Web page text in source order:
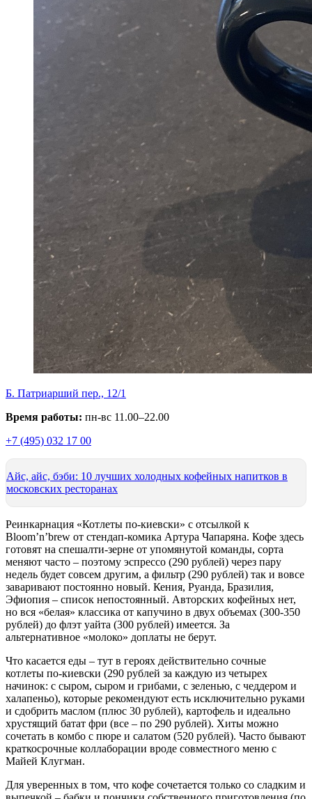
Б. Патриарший пер., 12/1
Время работы: пн-вс 11.00–22.00
+7 (495) 032 17 00
Айс, айс, бэби: 10 лучших холодных кофейных напитков в
московских ресторанах
Реинкарнация «Котлеты по-киевски» с отсылкой к
Bloom’n’brew от стендап-комика Артура Чапаряна. Кофе здесь
готовят на спешалти-зерне от упомянутой команды, сорта
меняют часто – поэтому эспрессо (290 рублей) через пару
недель будет совсем другим, а фильтр (290 рублей) так и вовсе
заваривают постоянно новый. Кения, Руанда, Бразилия,
Эфиопия – список непостоянный. Авторских кофейных нет,
но вся «белая» классика от капучино в двух объемах (300-350
рублей) до флэт уайта (300 рублей) имеется. За
альтернативное «молоко» доплаты не берут.
Что касается еды – тут в героях действительно сочные
котлеты по-киевски (290 рублей за каждую из четырех
начинок: с сыром, сыром и грибами, с зеленью, с чеддером и
халапеньо), которые рекомендуют есть исключительно руками
и сдобрить маслом (плюс 30 рублей), картофель и идеально
хрустящий батат фри (все – по 290 рублей). Хиты можно
сочетать в комбо с пюре и салатом (520 рублей). Часто бывают
краткосрочные коллаборации вроде совместного меню с
Майей Клугман.
Для уверенных в том, что кофе сочетается только со сладким и